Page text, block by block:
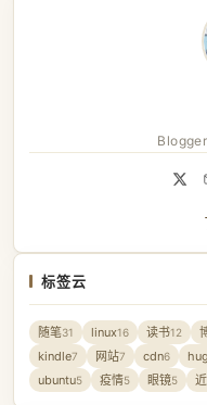
标签云
随笔31 linux16 读书12
kindle7 网站7 cdn6
ubuntu5 疫情5 眼镜5